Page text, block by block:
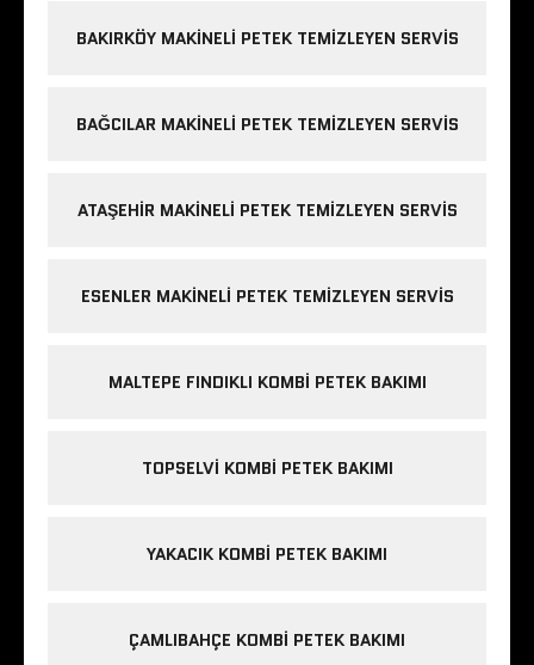
BAKIRKÖY MAKINELI PETEK TEMIZLEYEN SERVIS
BAĞCILAR MAKINELI PETEK TEMIZLEYEN SERVIS
ATAŞEHIR MAKINELI PETEK TEMIZLEYEN SERVIS
ESENLER MAKINELI PETEK TEMIZLEYEN SERVIS
MALTEPE FINDIKLI KOMBI PETEK BAKIMI
TOPSELVI KOMBI PETEK BAKIMI
YAKACIK KOMBI PETEK BAKIMI
ÇAMLIBAHÇE KOMBI PETEK BAKIMI